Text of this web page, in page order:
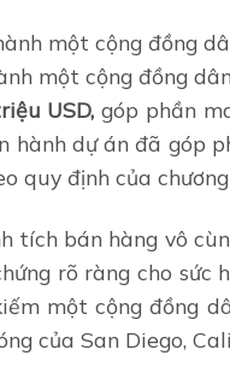
một cộng đồng
USD, góp phần
hành dự án đã góp
quy định của
tích bán hàng vô
rõ ràng cho sức
một cộng đồng
của San Diego,